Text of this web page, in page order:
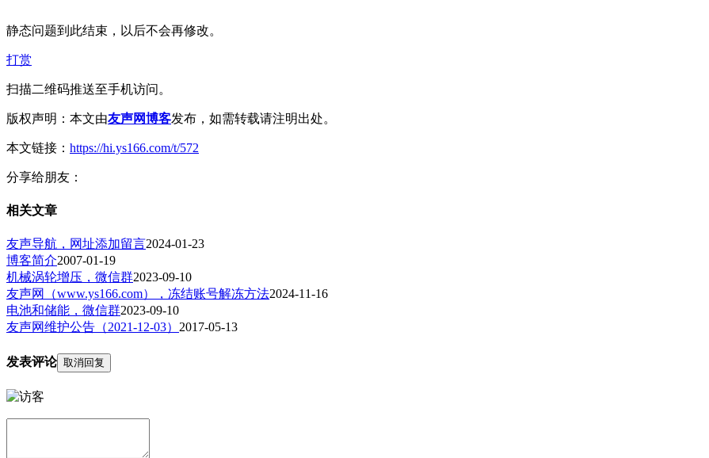
静态问题到此结束，以后不会再修改。
打赏
扫描二维码推送至手机访问。
版权声明：本文由友声网博客发布，如需转载请注明出处。
本文链接： https://hi.ys166.com/t/572
分享给朋友：
相关文章
友声导航，网址添加留言2024-01-23
博客简介2007-01-19
机械涡轮增压，微信群2023-09-10
友声网（www.ys166.com），冻结账号解冻方法2024-11-16
电池和储能，微信群2023-09-10
友声网维护公告（2021-12-03） 2017-05-13
发表评论 取消回复